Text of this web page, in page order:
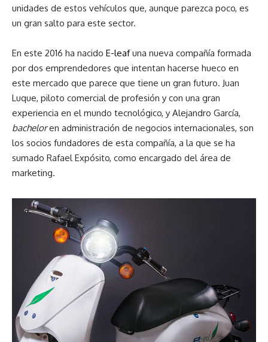
unidades de estos vehículos que, aunque parezca poco, es
un gran salto para este sector.
En este 2016 ha nacido E-leaf una nueva compañía formada
por dos emprendedores que intentan hacerse hueco en
este mercado que parece que tiene un gran futuro. Juan
Luque, piloto comercial de profesión y con una gran
experiencia en el mundo tecnológico, y Alejandro García,
bacheloren administración de negocios internacionales, son
los socios fundadores de esta compañía, a la que se ha
sumado Rafael Expósito, como encargado del área de
marketing.